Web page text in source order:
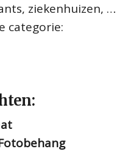
ziekenhuizen, …
categorie: